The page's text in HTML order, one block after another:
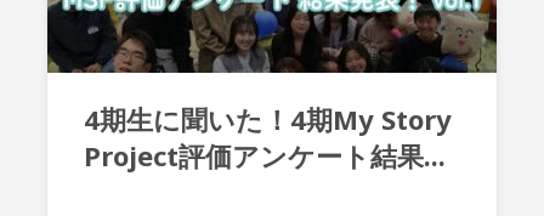
4期生に聞いた！4期My Story
Project評価アンケート結果...